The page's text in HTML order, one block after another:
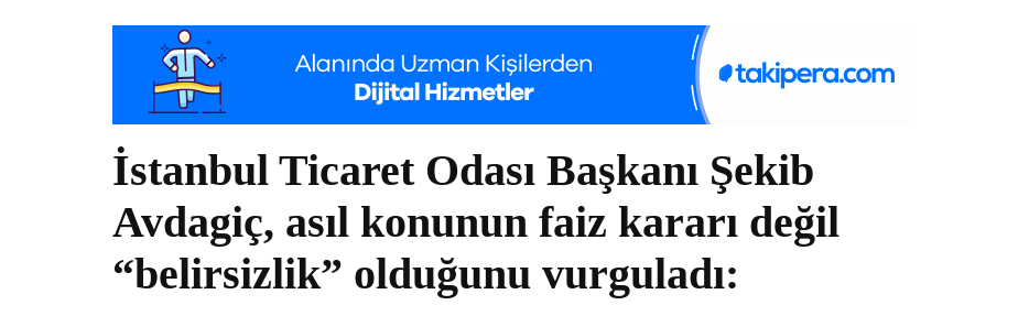
İstanbul Ticaret Odası Başkanı Şekib
Avdagiç, asıl konunun faiz kararı değil
“belirsizlik” olduğunu vurguladı: